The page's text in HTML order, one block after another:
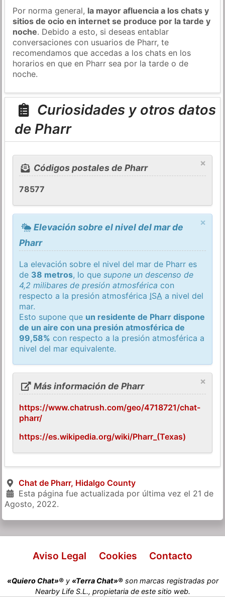
Por norma general, la mayor afluencia a los chats y
sitios de ocio en internet se produce por la tarde y
noche. Debido a esto, si deseas entablar
conversaciones con usuarios de Pharr, te
recomendamos que accedas a los chats en los
horarios en que en Pharr sea por la tarde o de
noche.
Curiosidades y otros datos
de Pharr
×
Códigos postales de Pharr
78577
×
Elevación sobre el nivel del mar de
Pharr
La elevación sobre el nivel del mar de Pharr es
de 38 metros, lo quesupone un descenso de
4,2 milibares de presión atmosférica con
respecto a la presión atmosférica ISA a nivel del
mar.
Esto supone que un residente de Pharr dispone
de un aire con una presión atmosférica de
99,58% con respecto a la presión atmosférica a
nivel del mar equivalente.
×
Más información de Pharr
https://www.chatrush.com/geo/4718721/chat-
pharr/
https://es.wikipedia.org/wiki/Pharr_(Texas)
Chat de Pharr, Hidalgo County
Esta página fue actualizada por última vez el 21 de
Agosto, 2022.
Aviso Legal Cookies Contacto
«Quiero Chat»®y «Terra Chat»®son marcas registradas por
Nearby Life S.L., propietaria de este sitio web.